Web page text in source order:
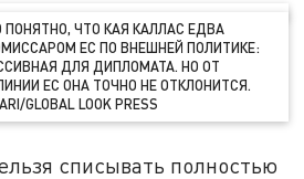
ЧТО КАЯ КАЛЛАС ЕДВА
ЕС ПО ВНЕШНЕЙ ПОЛИТИКЕ:
ДЛЯ ДИПЛОМАТА. НО ОТ
ЕС ОНА ТОЧНО НЕ ОТКЛОНИТСЯ.
GLOBAL LOOK PRESS
списывать полностью